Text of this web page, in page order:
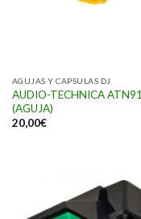
AGUJAS Y CAPSULAS DJ
AUDIO-TECHNICA ATN91
(AGUJA)
20,00€